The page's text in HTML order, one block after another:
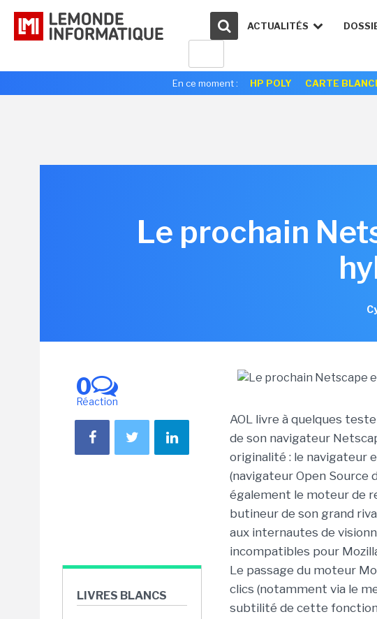
ACTUALITÉS
En ce moment : HP POLY CARTE
Le prochain
0
Réaction
LIVRES BLANCS
AOL livre à quelques
de son navigateur
originalité : le navigateur
(navigateur Open Source
également le moteur de
butineur de son grand
aux internautes de
incompatibles pour
Le passage du moteur
clics (notamment via le
subtilité de cette